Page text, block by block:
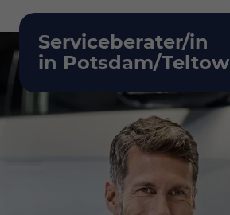
Serviceberater/in
in Potsdam/Teltow